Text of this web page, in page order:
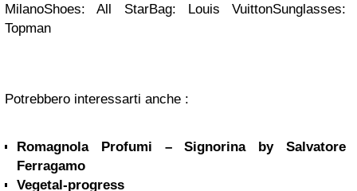
MilanoShoes: All StarBag: Louis VuittonSunglasses:
Topman
Potrebbero interessarti anche :
Romagnola Profumi – Signorina by Salvatore
Ferragamo
Vegetal-progress